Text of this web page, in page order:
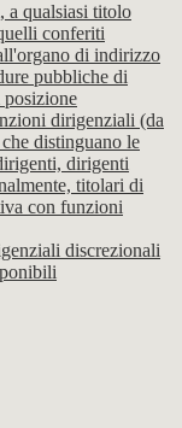
a qualsiasi titolo
conferiti
di indirizzo
pubbliche di
dirigenziali (da
distinguano le
dirigenti
titolari di
con funzioni
discrezionali